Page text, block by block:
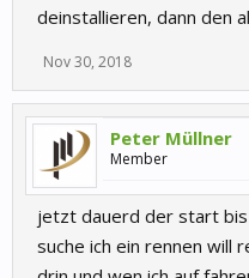
deinstallieren, dann den
Nov 30, 2018
Peter Müllner
Member
jetzt dauerd der start bis
suche ich ein rennen will